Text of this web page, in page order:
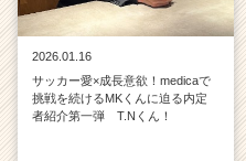
2026.01.16
サッカー愛×成長意欲！medicaで
挑戦を続けるMKくんに迫る内定
者紹介第一弾 T.Nくん！